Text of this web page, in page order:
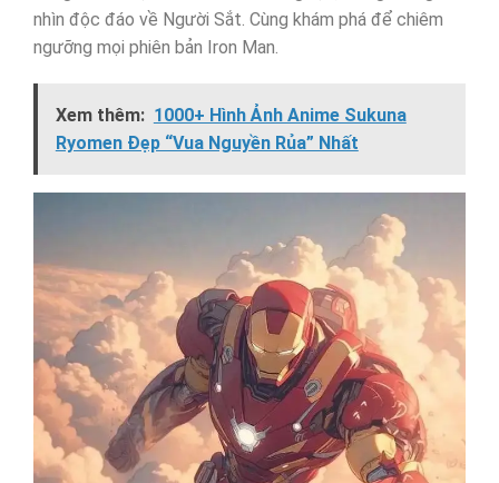
nhìn độc đáo về Người Sắt. Cùng khám phá để chiêm
ngưỡng mọi phiên bản Iron Man.
Xem thêm: 1000+ Hình Ảnh Anime Sukuna
Ryomen Đẹp “Vua Nguyền Rủa” Nhất